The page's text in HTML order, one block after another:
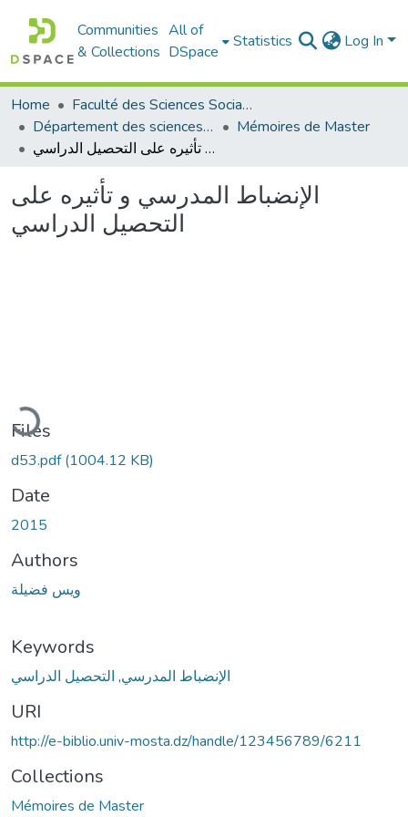
Communities
& Collections
All of
DSpace
Statistics Log In
Home
Faculté des Sciences Sociales
Département des sciences sociales
Mémoires de Master
الإنضباط المدرسي و تأثيره على التحصيل الدراسي
الإنضباط المدرسي و تأثيره على
التحصيل الدراسي
Files
d53.pdf(1004.12 KB)
Date
2015
Authors
ويس فضيلة
Keywords
الإنضباط المدرسي, التحصيل الدراسي
URI
http://e-biblio.univ-mosta.dz/handle/123456789/6211
Collections
Mémoires de Master